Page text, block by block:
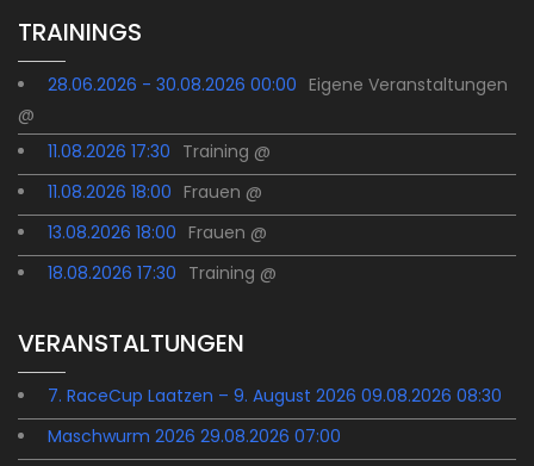
TRAININGS
28.06.2026 - 30.08.2026 00:00 Eigene Veranstaltungen
@
11.08.2026 17:30 Training @
11.08.2026 18:00 Frauen @
13.08.2026 18:00 Frauen @
18.08.2026 17:30 Training @
VERANSTALTUNGEN
7. RaceCup Laatzen – 9. August 2026 09.08.2026 08:30
Maschwurm 2026 29.08.2026 07:00